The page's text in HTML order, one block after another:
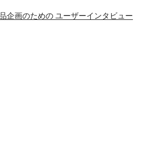
企画のための ユーザーインタビュー